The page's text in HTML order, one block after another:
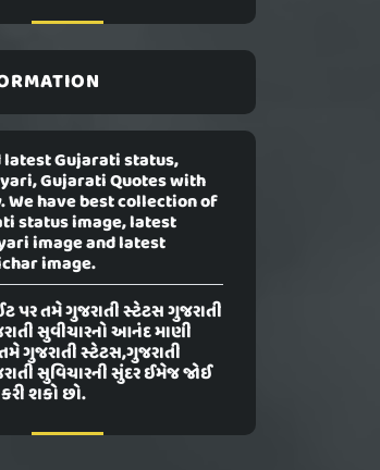
latest Gujarati status,
Gujarati Quotes with
We have best collection of
status image, latest
image and latest
image.
પર તમે ગુજરાતી સ્ટેટસ ગુજરાતી
સુવીચારનો આનંદ માણી
ગુજરાતી સ્ટેટસ,ગુજરાતી
સુવિચારની સુંદર ઈમેજ જોઈ
શકો છો.